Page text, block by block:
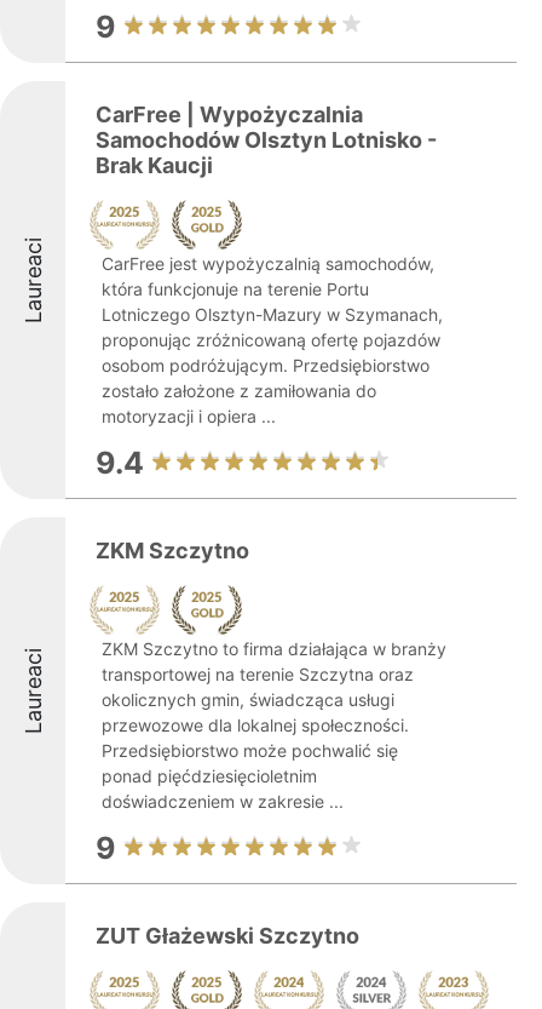
9
Laureaci
CarFree | Wypożyczalnia
Samochodów Olsztyn Lotnisko -
Brak Kaucji
CarFree jest wypożyczalnią samochodów,
która funkcjonuje na terenie Portu
Lotniczego Olsztyn-Mazury w Szymanach,
proponując zróżnicowaną ofertę pojazdów
osobom podróżującym. Przedsiębiorstwo
zostało założone z zamiłowania do
motoryzacji i opiera ...
9.4
Laureaci
ZKM Szczytno
ZKM Szczytno to firma działająca w branży
transportowej na terenie Szczytna oraz
okolicznych gmin, świadcząca usługi
przewozowe dla lokalnej społeczności.
Przedsiębiorstwo może pochwalić się
ponad pięćdziesięcioletnim
doświadczeniem w zakresie ...
9
ZUT Głażewski Szczytno